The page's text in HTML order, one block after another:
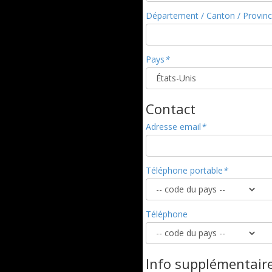
Département / Canton /
Pays*
Contact
Adresse email*
Téléphone portable*
Téléphone
Info